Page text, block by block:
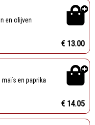
en olijven
€ 13.00
maïs en paprika
€ 14.05